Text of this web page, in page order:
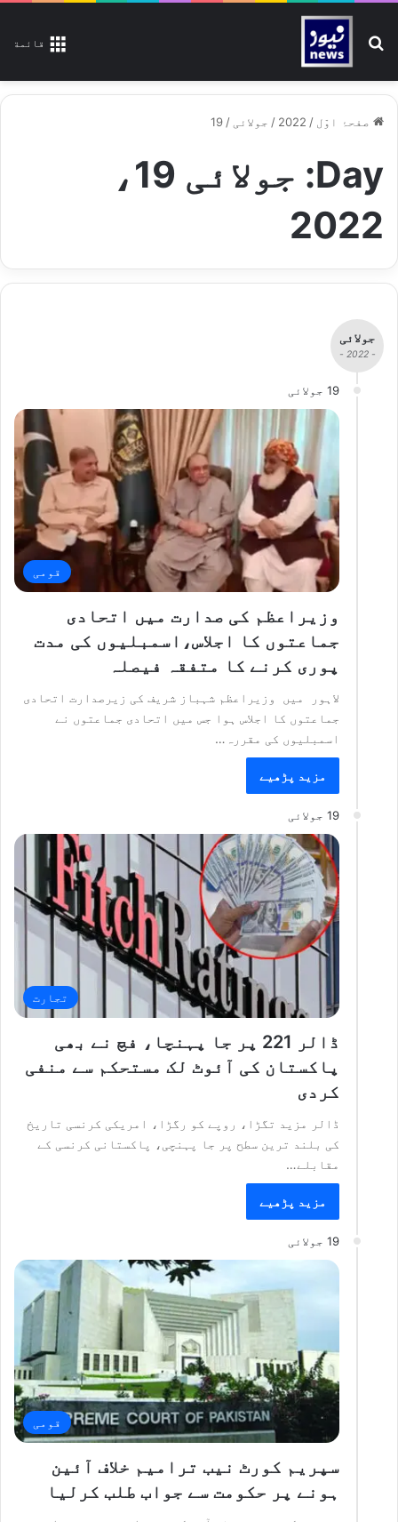
قائمة تلاش کیجیے
صفحۂ اوّل /
2022
/ جولائی /
19
Day:
جولائی 19،
2022
جولائی
- 2022 -
19 جولائی
قومی
وزیراعظم کی صدارت میں اتحادی
جماعتوں کا اجلاس،اسمبلیوں کی مدت
پوری کرنے کا متفقہ فیصلہ
لاہور میں وزیراعظم شہباز شریف کی زیرصدارت اتحادی
جماعتوں کا اجلاس ہوا جس میں اتحادی جماعتوں نے
اسمبلیوں کی مقررہ…
مزید پڑھیے
19 جولائی
تجارت
ڈالر 221 پر جا پہنچا، فچ نے بھی
پاکستان کی آئوٹ لک مستحکم سے منفی
کردی
ڈالر مزید تگڑا، روپے کو رگڑا، امریکی کرنسی تاریخ
کی بلند ترین سطح پر جا پہنچی، پاکستانی کرنسی کے
مقابلے…
مزید پڑھیے
19 جولائی
قومی
سپریم کورٹ نیب ترامیم خلاف آئین
ہونے پر حکومت سے جواب طلب کرلیا